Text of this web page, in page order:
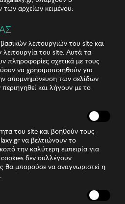
των αρχείων κειμένου:
λειτουργιών του site και
λειτουργία του site. Αυτά τα
πληροφορίες σχετικά με τους
να χρησιμοποιηθούν για
απομνημόνευση των σελίδων
και λήγουν με το
του site και βοηθούν τους
να βελτιώνουν το
την καλύτερη εμπειρία για
δεν συλλέγουν
θα μπορούσε να αναγνωριστεί η